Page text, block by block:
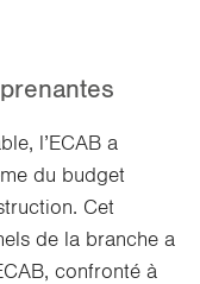
l’ECAB a
du budget
Cet
de la branche a
confronté à